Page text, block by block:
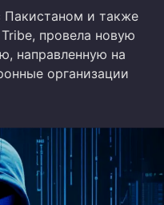
Пакистаном и также
провела новую
направленную на
организации